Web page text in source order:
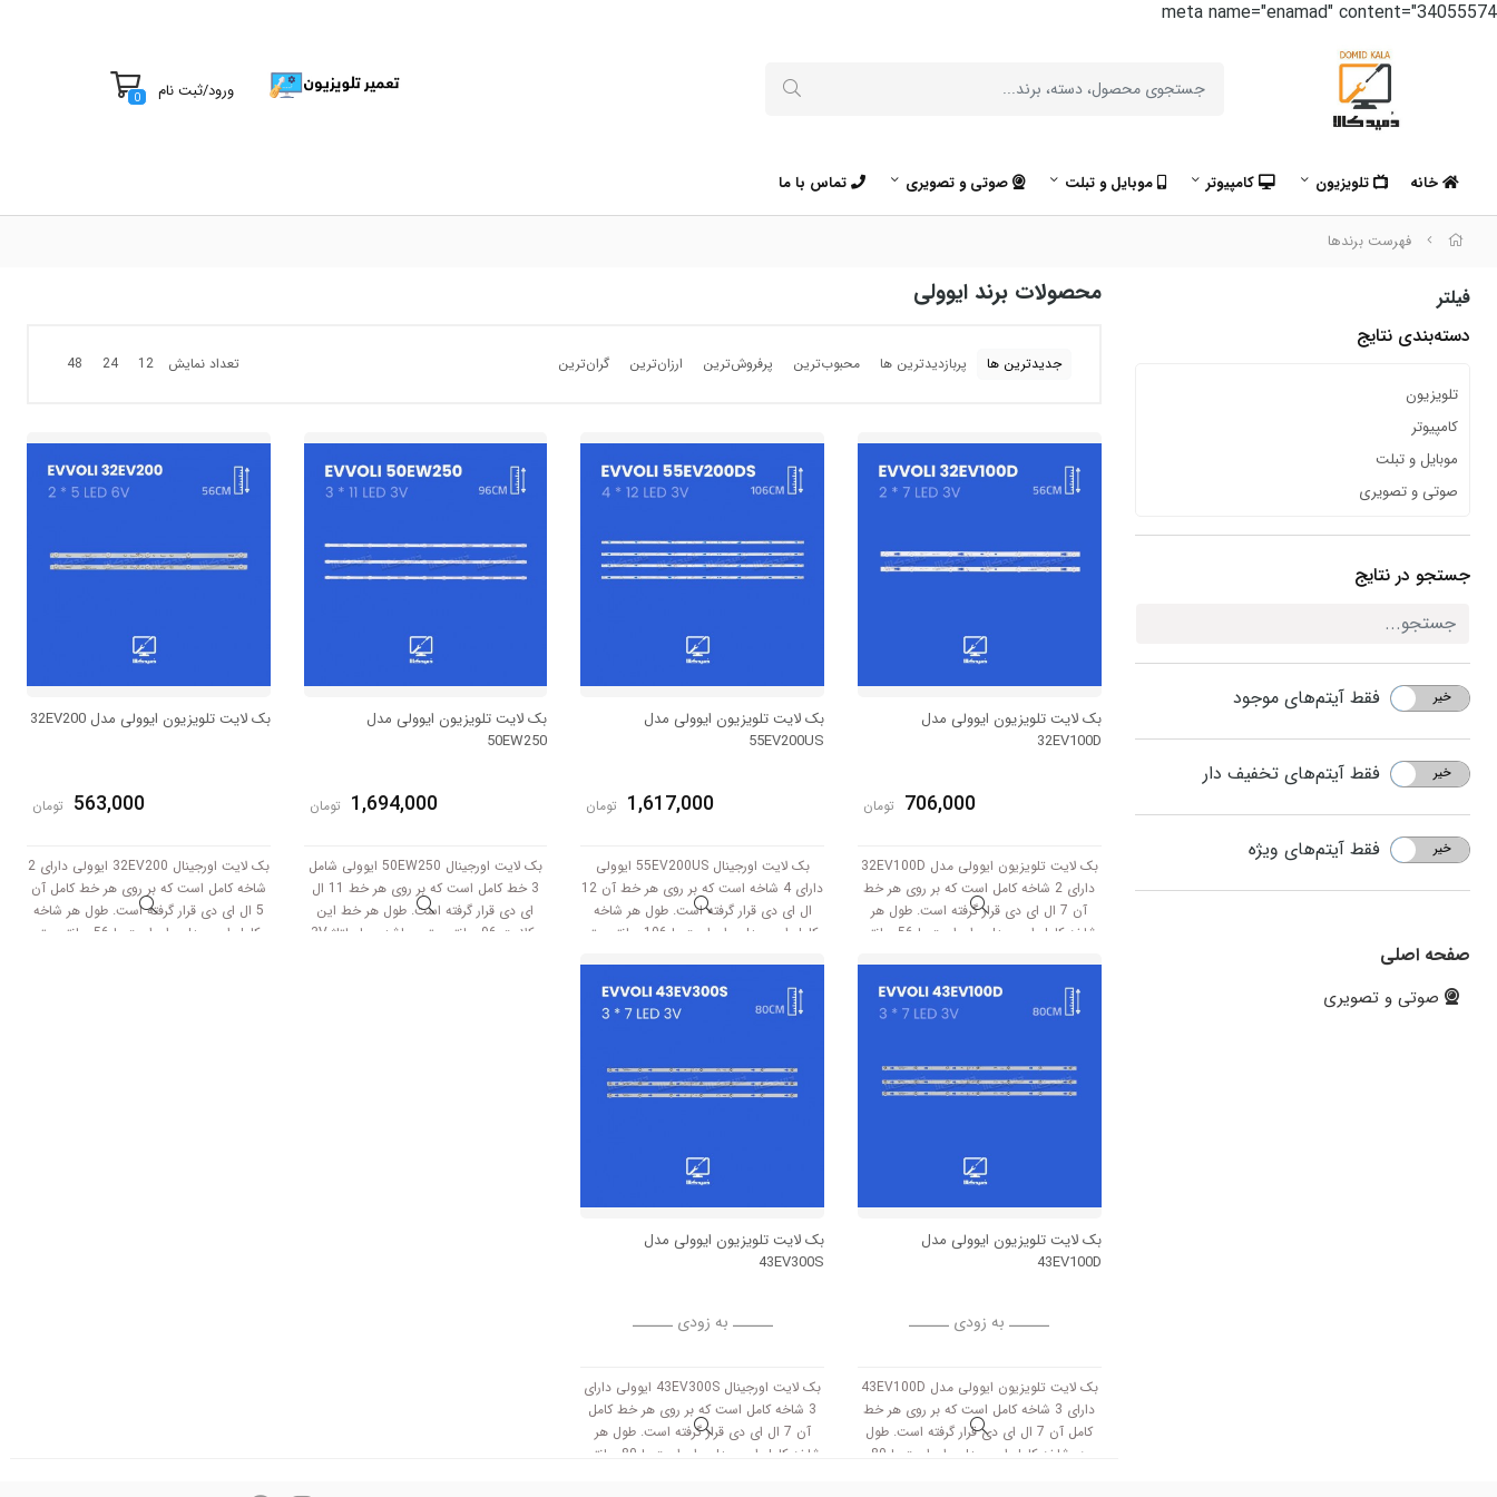
meta name="enamad" content="34055574
ورود/ثبت نام 0
خانه تلویزیون کامپیوتر موبایل و تبلت صوتی و تصویری تماس با ما
فهرست برندها
فیلتر
دسته‌بندی نتایج
تلویزیون
کامپیوتر
موبایل و تبلت
صوتی و تصویری
جستجو در نتایج
بله خیر فقط آیتم‌های موجود
بله خیر فقط آیتم‌های تخفیف دار
بله خیر فقط آیتم‌های ویژه
صفحه اصلی
صوتی و تصویری
محصولات برند ایوولی
جدیدترین ها پربازدیدترین ها محبوب‌‌ترین پرفروش‌ترین ارزان‌ترین گران‌ترین تعداد نمایش 12
24
48
بک لایت تلویزیون ایوولی مدل
32EV100D
706,000 تومان
بک لایت تلویزیون ایوولی مدل 32EV100D
دارای 2 شاخه کامل است که بر روی هر خط
آن 7 ال ای دی قرار گرفته است. طول هر
شاخه کامل این مدل برابر است با 56 سانتی
بک لایت تلویزیون ایوولی مدل
55EV200US
1,617,000 تومان
بک لایت اورجینال 55EV200US ایوولی
دارای 4 شاخه است که بر روی هر خط آن 12
ال ای دی قرار گرفته است. طول هر شاخه
کامل این مدل برابر است با 106 سانتی متر
بک لایت تلویزیون ایوولی مدل
50EW250
1,694,000 تومان
بک لایت اورجینال 50EW250 ایوولی شامل
3 خط کامل است که بر روی هر خط 11 ال
ای دی قرار گرفته است. طول هر خط این
بکلایت 96 سانتی متر میباشد و با ولتاژ 3V
بک لایت تلویزیون ایوولی مدل 32EV200
563,000 تومان
بک لایت اورجینال 32EV200 ایوولی دارای 2
شاخه کامل است که بر روی هر خط کامل آن
5 ال ای دی قرار گرفته است. طول هر شاخه
کامل این مدل برابر است با 56 سانتی متر
بک لایت تلویزیون ایوولی مدل
43EV100D
ــــــ به زودی ــــــ
بک لایت تلویزیون ایوولی مدل 43EV100D
دارای 3 شاخه کامل است که بر روی هر خط
کامل آن 7 ال ای دی قرار گرفته است. طول
هر شاخه کامل این مدل برابر است با 80
بک لایت تلویزیون ایوولی مدل
43EV300S
ــــــ به زودی ــــــ
بک لایت اورجینال 43EV300S ایوولی دارای
3 شاخه کامل است که بر روی هر خط کامل
آن 7 ال ای دی قرار گرفته است. طول هر
شاخه کامل این مدل برابر است با 80 سانتی